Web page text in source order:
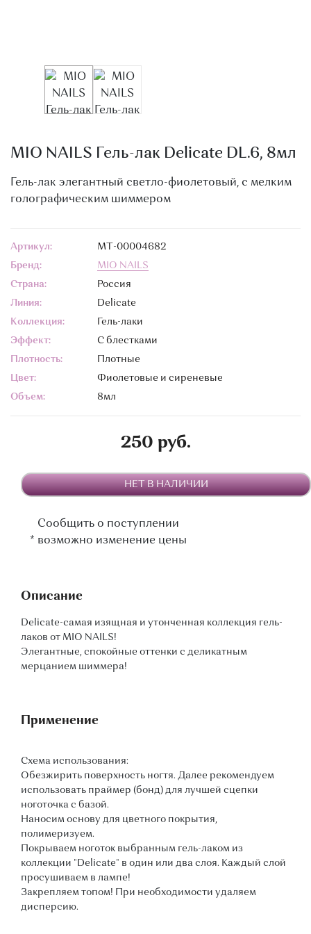
MIO NAILS Гель-лак Delicate DL.6, 8мл
Гель-лак элегантный светло-фиолетовый, с мелким
голографическим шиммером
Артикул:
МТ-00004682
Бренд:
MIO NAILS
Страна:
Россия
Линия:
Delicate
Коллекция:
Гель-лаки
Эффект:
С блестками
Плотность:
Плотные
Цвет:
Фиолетовые и сиреневые
Объем:
8мл
250 руб.
НЕТ В НАЛИЧИИ
Сообщить о поступлении
* возможно изменение цены
Описание
Delicate-cамая изящная и утонченная коллекция гель-
лаков от MIO NAILS!
Элегантные, спокойные оттенки с деликатным
мерцанием шиммера!
Применение
Схема использования:
Обезжирить поверхность ногтя. Далее рекомендуем
использовать праймер (бонд) для лучшей сцепки
ноготочка с базой.
Наносим основу для цветного покрытия,
полимеризуем.
Покрываем ноготок выбранным гель-лаком из
коллекции "Delicate" в один или два слоя. Каждый слой
просушиваем в лампе!
Закрепляем топом! При необходимости удаляем
дисперсию.